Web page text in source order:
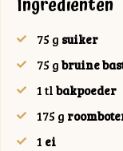
Ingrediënten
75 g suiker
75 g bruine
1 tl bakpoeder
175 g
1 ei